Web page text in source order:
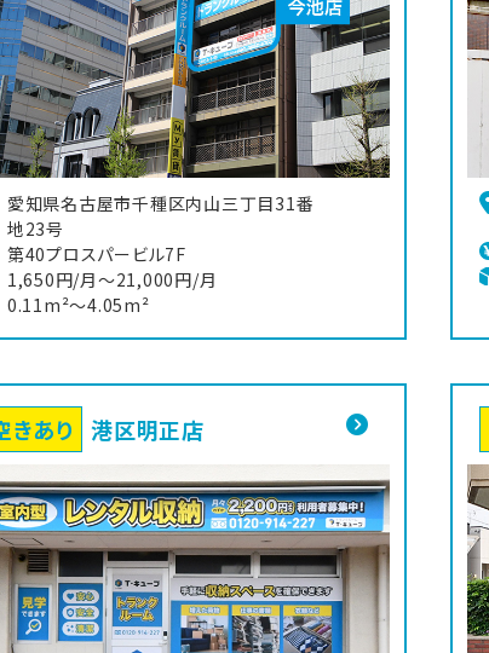
愛知県名古屋市千種区内山三丁目31番
地23号
第40プロスパービル7F
1,650円/月〜21,000円/月
0.11m²～4.05m²
きあり 港区明正店